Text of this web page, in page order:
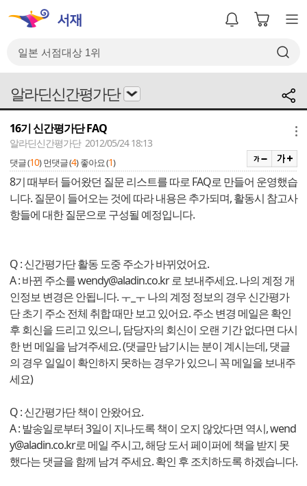
알라딘신간평가단
16기 신간평가단 FAQ
알라딘신간평가단 2012/05/24 18:13
댓글 (10) 먼댓글 (4) 좋아요 (1)
8기 때부터 들어왔던 질문 리스트를 따로 FAQ로 만들어 운영했습
니다. 질문이 들어오는 것에 따라 내용은 추가되며, 활동시 참고사
항들에 대한 질문으로 구성될 예정입니다.
Q : 신간평가단 활동 도중 주소가 바뀌었어요.
A : 바뀐 주소를 wendy@aladin.co.kr로 보내주세요. 나의 계정 개
인정보 변경은 안됩니다. ㅜ_ㅜ 나의 계정 정보의 경우 신간평가
단 초기 주소 전체 취합 때만 보고 있어요. 주소 변경 메일은 확인
후 회신을 드리고 있으니, 담당자의 회신이 오랜 기간 없다면 다시
한 번 메일을 남겨주세요. (댓글만 남기시는 분이 계시는데, 댓글
의 경우 일일이 확인하지 못하는 경우가 있으니 꼭 메일을 보내주
세요)
Q : 신간평가단 책이 안왔어요.
A : 발송일로부터 3일이 지나도록 책이 오지 않았다면 역시,wend
y@aladin.co.kr로 메일 주시고, 해당 도서 페이퍼에 책을 받지 못
했다는 댓글을 함께 남겨 주세요. 확인 후 조치하도록 하겠습니다.